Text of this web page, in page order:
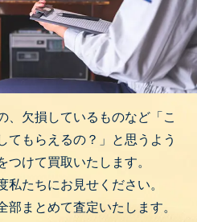
、欠損しているものなど「こ
てもらえるの？」と思うよう
つけて買取いたします。
たちにお見せください。
部まとめて査定いたします。